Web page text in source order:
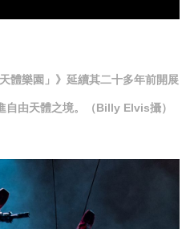
體樂園」》延續其二十多年前開展
自由天體之境。（Billy Elvis攝）